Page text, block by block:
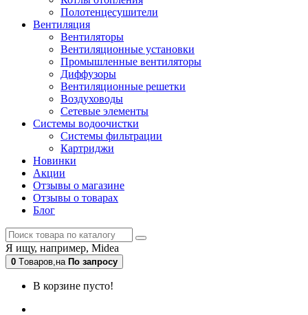
Полотенцесушители
Вентиляция
Вентиляторы
Вентиляционные установки
Промышленные вентиляторы
Диффузоры
Вентиляционные решетки
Воздуховоды
Сетевые элементы
Системы водоочистки
Системы фильтрации
Картриджи
Новинки
Акции
Отзывы о магазине
Отзывы о товарах
Блог
Я ищу, например, Midea
0 Tоваров,на По запросу
В корзине пусто!